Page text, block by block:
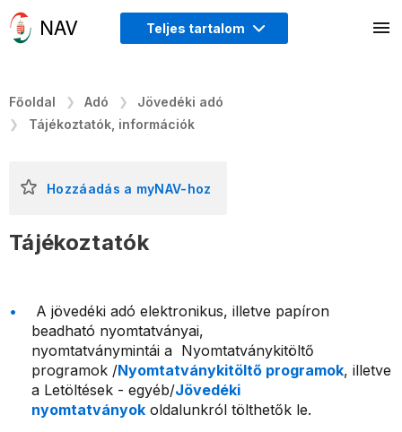
Teljes tartalom
Főoldal Adó
Jövedéki adó
Tájékoztatók, információk
Tájékoztatók
Hozzáadás a myNAV-hoz
A jövedéki adó elektronikus, illetve papíron
beadható nyomtatványai,
nyomtatványmintái a Nyomtatványkitöltő
programok /Nyomtatványkitöltő programok, illetve
a Letöltések - egyéb/Jövedéki
nyomtatványok oldalunkról tölthetők le.